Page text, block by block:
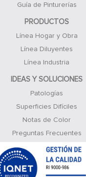
Guía de Pinturerías
PRODUCTOS
Línea Hogar y Obra
Línea Diluyentes
Línea Industria
IDEAS Y SOLUCIONES
Patologías
Superficies Difíciles
Notas de Color
Preguntas Frecuentes